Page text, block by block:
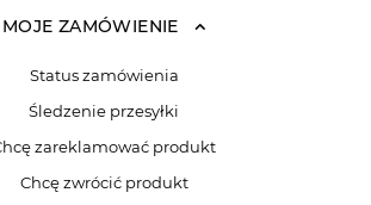
MOJE ZAMÓWIENIE
Status zamówienia
Śledzenie przesyłki
zareklamować produkt
Chcę zwrócić produkt